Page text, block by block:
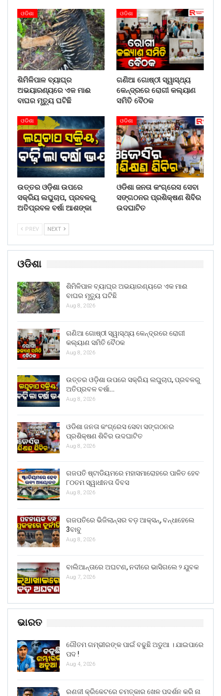
ଓଡିଶା
ଶିମିଳିପାଳ ବ୍ୟାଘ୍ର
ଅଭୟାରଣ୍ୟରେ ଏକ ମାଈ
ବାଘର ମୃତ୍ୟୁ ଘଟିଛି
ଓଡିଶା
ଗଣିଆ ଗୋଷ୍ଠୀ ସ୍ୱାସ୍ଥ୍ୟ
କେନ୍ଦ୍ରରେ ରୋଗୀ କଲ୍ୟାଣ
ସମିତି ବୈଠକ
ଓଡିଶା
ଉତ୍ତର ଓଡ଼ିଶା ଉପରେ
ସକ୍ରିୟ ଲଘୁଚାପ, ପ୍ରବଳରୁ
ଅତିପ୍ରବଳ ବର୍ଷା ଆଶଙ୍କା
ଓଡିଶା
ଓଡିଶା ଜନତା କଂଗ୍ରେସ ସେବା
ସଙ୍ଗଠନର ପ୍ରଶିକ୍ଷଣ ଶିବିର
ଉଦଘାଟିତ
PREV NEXT
ଓଡିଶା
ଶିମିଳିପାଳ ବ୍ୟାଘ୍ର ଅଭୟାରଣ୍ୟରେ ଏକ ମାଈ
ବାଘର ମୃତ୍ୟୁ ଘଟିଛି
Aug 8, 2026
ଗଣିଆ ଗୋଷ୍ଠୀ ସ୍ୱାସ୍ଥ୍ୟ କେନ୍ଦ୍ରରେ ରୋଗୀ
କଲ୍ୟାଣ ସମିତି ବୈଠକ
Aug 8, 2026
ଉତ୍ତର ଓଡ଼ିଶା ଉପରେ ସକ୍ରିୟ ଲଘୁଚାପ, ପ୍ରବଳରୁ
ଅତିପ୍ରବଳ ବର୍ଷା…
Aug 8, 2026
ଓଡିଶା ଜନତା କଂଗ୍ରେସ ସେବା ସଙ୍ଗଠନର
ପ୍ରଶିକ୍ଷଣ ଶିବିର ଉଦଘାଟିତ
Aug 8, 2026
ଗଜପତି ଷ୍ଟାଡିୟମରେ ମହାସମାରୋହରେ ପାଳିତ ହେବ
୮୦ତମ ସ୍ୱାଧୀନତା ଦିବସ
Aug 8, 2026
ଗଜପତିରେ ଭିଜିଲାନ୍ସର ବଡ଼ ଆକ୍ସନ୍, ବନ୍ଧାହେଲେ
3ବାବୁ
Aug 8, 2026
ବାଲିଆନ୍ତାରେ ଅଘଟଣ, ନଦୀରେ ଭାସିଗଲେ ୨ ଯୁବକ
Aug 7, 2026
ଭାରତ
ଗୌତମ ଗମ୍ଭୀରଙ୍କ ପାଇଁ ବଢୁଛି ଅଡୁଆ । ଯାଇପାରେ
ପଦ !
Aug 4, 2026
ରଣଜୀ କ୍ରିକେଟରେ ଚମତ୍କାର ଖେଳ ପଦର୍ଶନ କରି ନା